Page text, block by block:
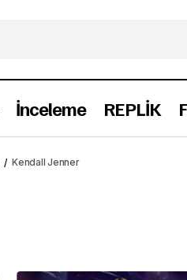
İnceleme REPLİK
Kendall Jenner